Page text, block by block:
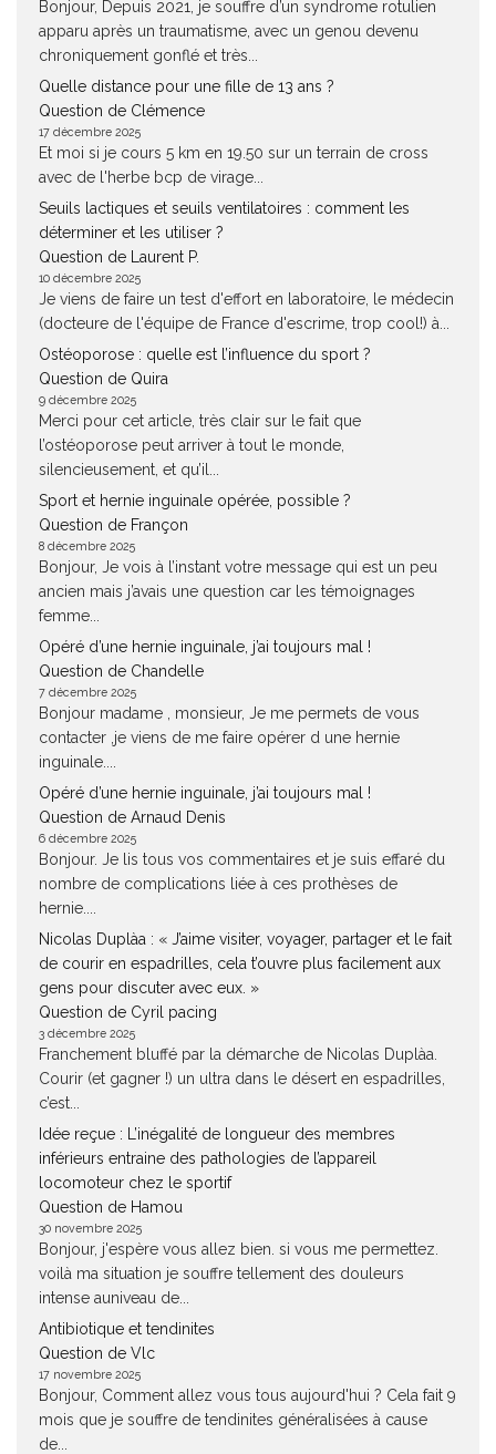
Bonjour, Depuis 2021, je souffre d’un syndrome rotulien
apparu après un traumatisme, avec un genou devenu
chroniquement gonflé et très...
Quelle distance pour une fille de 13 ans ?
Question de Clémence
17 décembre 2025
Et moi si je cours 5 km en 19.50 sur un terrain de cross
avec de l'herbe bcp de virage...
Seuils lactiques et seuils ventilatoires : comment les
déterminer et les utiliser ?
Question de Laurent P.
10 décembre 2025
Je viens de faire un test d'effort en laboratoire, le médecin
(docteure de l'équipe de France d'escrime, trop cool!) à...
Ostéoporose : quelle est l’influence du sport ?
Question de Quira
9 décembre 2025
Merci pour cet article, très clair sur le fait que
l’ostéoporose peut arriver à tout le monde,
silencieusement, et qu’il...
Sport et hernie inguinale opérée, possible ?
Question de Françon
8 décembre 2025
Bonjour, Je vois à l’instant votre message qui est un peu
ancien mais j’avais une question car les témoignages
femme...
Opéré d’une hernie inguinale, j’ai toujours mal !
Question de Chandelle
7 décembre 2025
Bonjour madame , monsieur, Je me permets de vous
contacter ,je viens de me faire opérer d une hernie
inguinale....
Opéré d’une hernie inguinale, j’ai toujours mal !
Question de Arnaud Denis
6 décembre 2025
Bonjour. Je lis tous vos commentaires et je suis effaré du
nombre de complications liée à ces prothèses de
hernie....
Nicolas Duplàa : « J’aime visiter, voyager, partager et le fait
de courir en espadrilles, cela t’ouvre plus facilement aux
gens pour discuter avec eux. »
Question de Cyril pacing
3 décembre 2025
Franchement bluffé par la démarche de Nicolas Duplàa.
Courir (et gagner !) un ultra dans le désert en espadrilles,
c’est...
Idée reçue : L’inégalité de longueur des membres
inférieurs entraine des pathologies de l’appareil
locomoteur chez le sportif
Question de Hamou
30 novembre 2025
Bonjour, j'espère vous allez bien. si vous me permettez.
voilà ma situation je souffre tellement des douleurs
intense auniveau de...
Antibiotique et tendinites
Question de Vlc
17 novembre 2025
Bonjour, Comment allez vous tous aujourd'hui ? Cela fait 9
mois que je souffre de tendinites généralisées à cause
de...